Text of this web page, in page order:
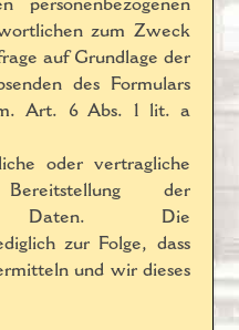
personenbezogenen
zum Zweck
auf Grundlage der
des Formulars
Art. 6 Abs. 1 lit. a
oder vertragliche
der
Daten. Die
zur Folge, dass
und wir dieses